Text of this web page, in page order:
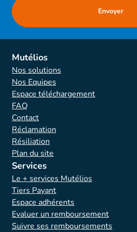
Mutélios
Nos solutions
Nos Equipes
Espace téléchargement
FAQ
Contact
Réclamation
Résiliation
Plan du site
Services
Le + services Mutélios
Tiers Payant
Espace adhérents
Evaluer un remboursement
Suivre ses remboursements